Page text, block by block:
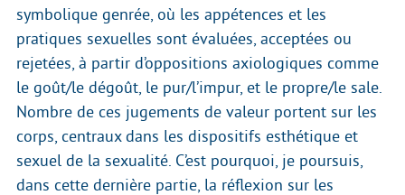
symbolique genrée, où les appétences et les
pratiques sexuelles sont évaluées, acceptées ou
rejetées, à partir d’oppositions axiologiques comme
le goût/le dégoût, le pur/l’impur, et le propre/le sale.
Nombre de ces jugements de valeur portent sur les
corps, centraux dans les dispositifs esthétique et
sexuel de la sexualité. C’est pourquoi, je poursuis,
dans cette dernière partie, la réflexion sur les